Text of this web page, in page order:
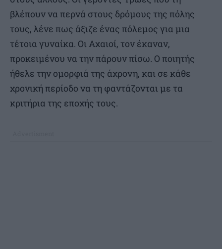
βλέπουν να περνά στους δρόμους της πόλης
τους, λένε πως άξιζε ένας πόλεμος για μια
τέτοια γυναίκα. Οι Αχαιοί, τον έκαναν,
προκειμένου να την πάρουν πίσω. Ο ποιητής
ήθελε την ομορφιά της άχρονη, και σε κάθε
χρονική περίοδο να τη φαντάζονται με τα
κριτήρια της εποχής τους.